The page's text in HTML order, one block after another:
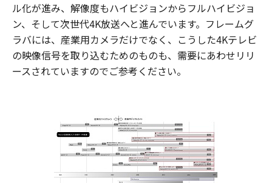
ル化が進み、解像度もハイビジョンからフルハイビジョ
ン、そして次世代4K放送へと進んでいます。フレームグ
ラバには、産業用カメラだけでなく、こうした4Kテレビ
の映像信号を取り込むためのものも、需要にあわせリリ
ースされていますのでご参考ください。